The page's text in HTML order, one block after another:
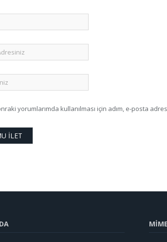
yorumlarımda kullanılması için adım, e-posta